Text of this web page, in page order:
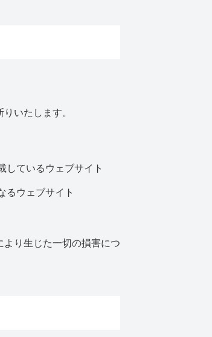
いたします。
しているウェブサイト
るウェブサイト
り生じた一切の損害につ